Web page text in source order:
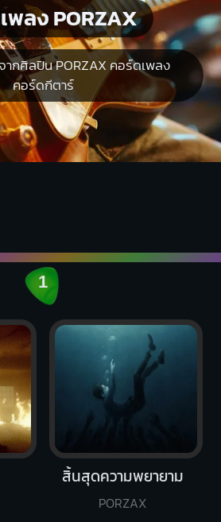
พลง PORZAX
กศิลปิน PORZAX คอร์ดเพลง
คอร์ดกีตาร์
1
สิ้นสุดความพยายาม
PORZAX